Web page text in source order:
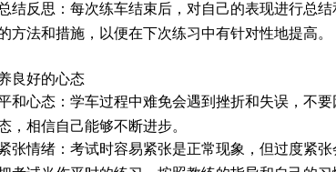
结反思：每次练车结束后，对自己的表现进行总
方法和措施，以便在下次练习中有针对性地提高。
良好的心态
和心态：学车过程中难免会遇到挫折和失误，不
，相信自己能够不断进步。
张情绪：考试时容易紧张是正常现象，但过度紧